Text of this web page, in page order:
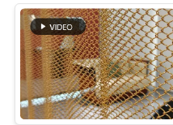
場
ツ
ア
ー